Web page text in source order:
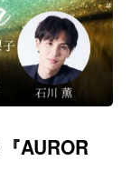
『AUROR